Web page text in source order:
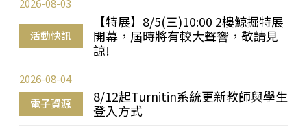
活動快訊
【特展】8/5(三)10:00 2樓鯨掘特展
開幕，屆時將有較大聲響，敬請見
諒!
2026-08-03
電子資源
8/12起Turnitin系統更新教師與學生
登入方式
2026-08-04